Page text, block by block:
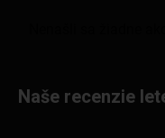
Naše recenzie